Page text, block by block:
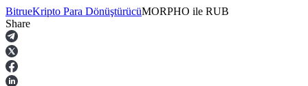
Vadeli İşlemler
BitrueKripto Para DönüştürücüMORPHO ile RUB
Share